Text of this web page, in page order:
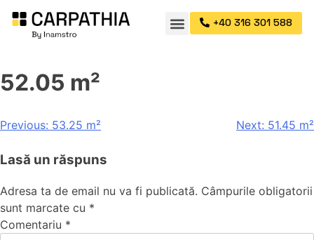
+40 316 301 588
52.05 m²
Previous: 53.25 m² Next: 51.45 m²
Lasă un răspuns
Adresa ta de email nu va fi publicată. Câmpurile obligatorii
sunt marcate cu *
Comentariu *